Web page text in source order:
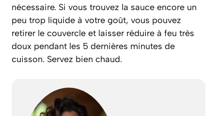
nécessaire. Si vous trouvez la sauce encore un
peu trop liquide à votre goût, vous pouvez
retirer le couvercle et laisser réduire à feu très
doux pendant les 5 dernières minutes de
cuisson. Servez bien chaud.